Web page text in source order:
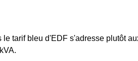
tarif bleu d'EDF s'adresse plutôt